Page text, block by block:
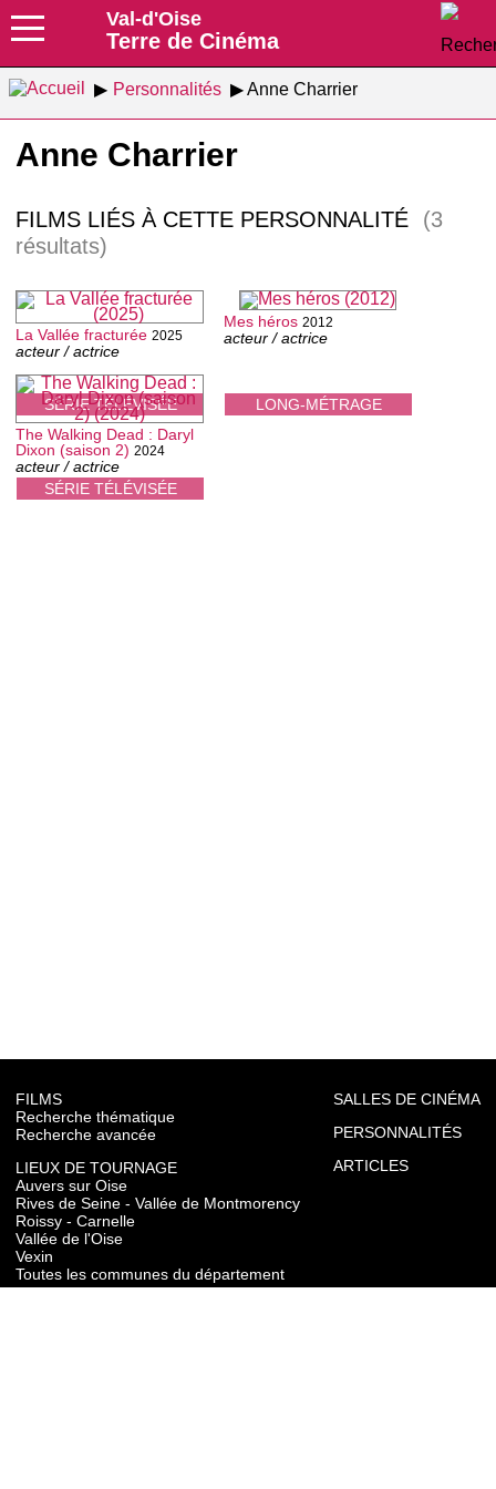
Val-d'Oise
Terre de Cinéma
Personnalités Anne Charrier
Anne Charrier
FILMS LIÉS À CETTE PERSONNALITÉ
(3
résultats)
SÉRIE TÉLÉVISÉE
La Vallée fracturée 2025
acteur / actrice
LONG-MÉTRAGE
Mes héros 2012
acteur / actrice
SÉRIE TÉLÉVISÉE
The Walking Dead : Daryl
Dixon (saison 2) 2024
acteur / actrice
FILMS
Recherche thématique
Recherche avancée
LIEUX DE TOURNAGE
Auvers sur Oise
Rives de Seine - Vallée de Montmorency
Roissy - Carnelle
Vallée de l'Oise
Vexin
Toutes les communes du département
SALLES DE CINÉMA
PERSONNALITÉS
ARTICLES